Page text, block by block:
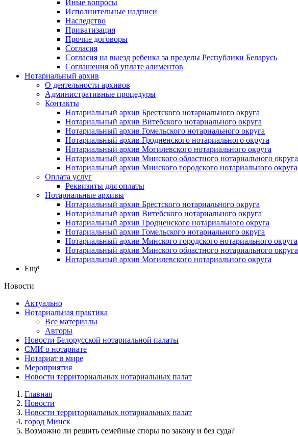
Иные вопросы
Исполнительные надписи
Наследство
Приватизация
Прочие договоры
Согласия
Согласия на выезд ребенка за пределы Республики Беларусь
Соглашения об уплате алиментов
Нотариальный архив
О деятельности архивов
Административные процедуры
Контакты
Нотариальный архив Брестского нотариального округа
Нотариальный архив Витебского нотариального округа
Нотариальный архив Гомельского нотариального округа
Нотариальный архив Гродненского нотариального округа
Нотариальный архив Могилевского нотариального округа
Нотариальный архив Минского областного нотариального округа
Нотариальный архив Минского городского нотариального округа
Оплата услуг
Реквизиты для оплаты
Нотариальные архивы
Нотариальный архив Брестского нотариального округа
Нотариальный архив Витебского нотариального округа
Нотариальный архив Гродненского нотариального округа
Нотариальный архив Гомельского нотариального округа
Нотариальный архив Минского городского нотариального округа
Нотариальный архив Минского областного нотариального округа
Нотариальный архив Могилевского нотариального округа
Ещё
Новости
Актуально
Нотариальная практика
Все материалы
Авторы
Новости Белорусской нотариальной палаты
СМИ о нотариате
Нотариат в мире
Мероприятия
Новости территориальных нотариальных палат
Главная
Новости
Новости территориальных нотариальных палат
город Минск
Возможно ли решить семейные споры по закону и без суда?